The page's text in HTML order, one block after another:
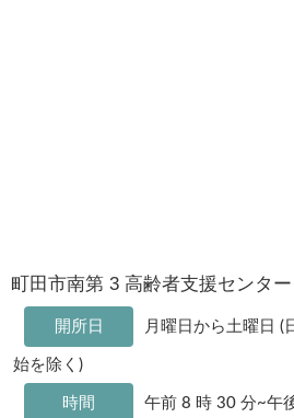
町田市南第 3 高齢者支援センター
開所日 月曜日から土曜日 (
始を除く)
時間 午前 8 時 30 分~午